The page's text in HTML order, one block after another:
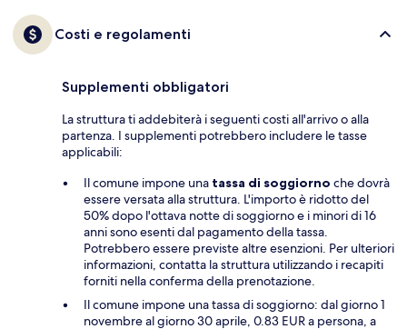
Costi e regolamenti
Supplementi obbligatori
La struttura ti addebiterà i seguenti costi all'arrivo o alla
partenza. I supplementi potrebbero includere le tasse
applicabili:
Il comune impone una tassa di soggiorno che dovrà
essere versata alla struttura. L'importo è ridotto del
50% dopo l'ottava notte di soggiorno e i minori di 16
anni sono esenti dal pagamento della tassa.
Potrebbero essere previste altre esenzioni. Per ulteriori
informazioni, contatta la struttura utilizzando i recapiti
forniti nella conferma della prenotazione.
Il comune impone una tassa di soggiorno: dal giorno 1
novembre al giorno 30 aprile, 0.83 EUR a persona, a